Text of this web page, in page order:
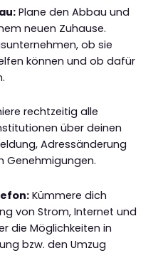
Plane den Abbau und
neuen Zuhause.
ob sie
können und ob dafür
rechtzeitig alle
über deinen
Adressänderung
Genehmigungen.
Kümmere dich
von Strom, Internet und
die Möglichkeiten in
bzw. den Umzug